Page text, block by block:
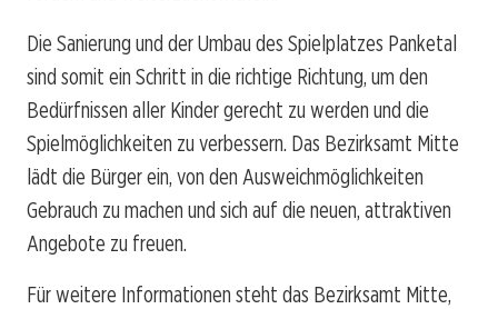
Die Sanierung und der Umbau des Spielplatzes Panketal
sind somit ein Schritt in die richtige Richtung, um den
Bedürfnissen aller Kinder gerecht zu werden und die
Spielmöglichkeiten zu verbessern. Das Bezirksamt Mitte
lädt die Bürger ein, von den Ausweichmöglichkeiten
Gebrauch zu machen und sich auf die neuen, attraktiven
Angebote zu freuen.
Für weitere Informationen steht das Bezirksamt Mitte,